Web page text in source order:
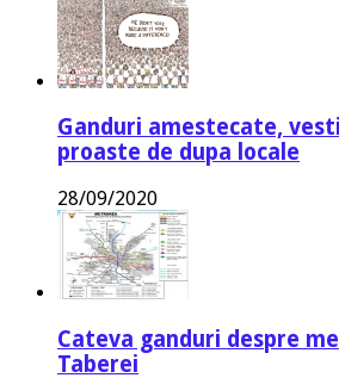
Ganduri amestecate,
proaste de dupa locale
28/09/2020
Cateva ganduri despre
Taberei